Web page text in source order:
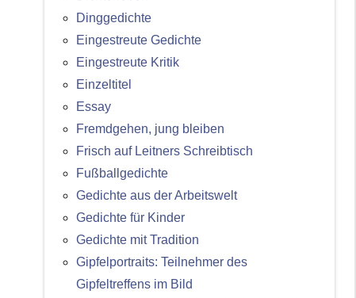
Dinggedichte
Eingestreute Gedichte
Eingestreute Kritik
Einzeltitel
Essay
Fremdgehen, jung bleiben
Frisch auf Leitners Schreibtisch
Fußballgedichte
Gedichte aus der Arbeitswelt
Gedichte für Kinder
Gedichte mit Tradition
Gipfelportraits: Teilnehmer des
Gipfeltreffens im Bild